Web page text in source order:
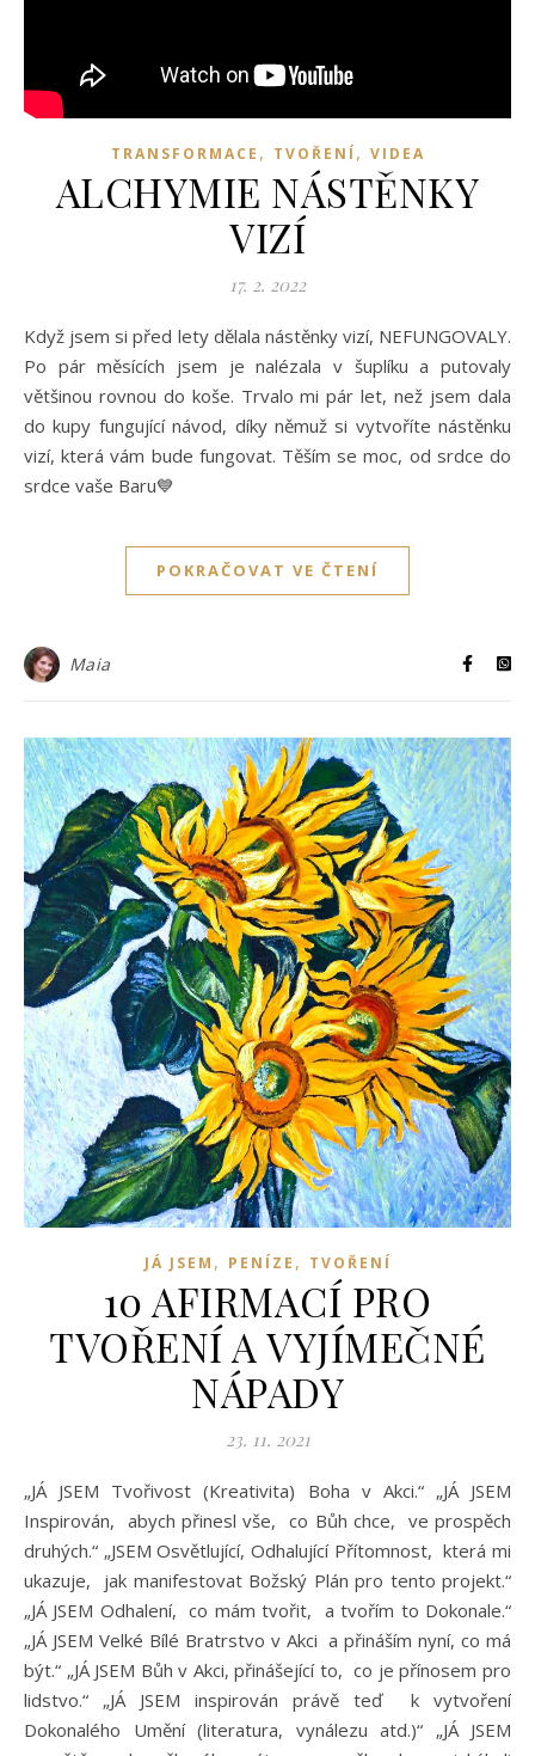
TRANSFORMACE , TVOŘENÍ , VIDEA
ALCHYMIE NÁSTĚNKY
VIZÍ
17. 2. 2022
Když jsem si před lety dělala nástěnky vizí, NEFUNGOVALY.
Po pár měsících jsem je nalézala v šuplíku a putovaly
většinou rovnou do koše. Trvalo mi pár let, než jsem dala
do kupy fungující návod, díky němuž si vytvoříte nástěnku
vizí, která vám bude fungovat. Těším se moc, od srdce do
srdce vaše Baru💙
POKRAČOVAT VE ČTENÍ
Maia
JÁ JSEM , PENÍZE , TVOŘENÍ
10 AFIRMACÍ PRO
TVOŘENÍ A VYJÍMEČNÉ
NÁPADY
23. 11. 2021
„JÁ JSEM Tvořivost (Kreativita) Boha v Akci.“ „JÁ JSEM
Inspirován, abych přinesl vše, co Bůh chce, ve prospěch
druhých.“ „JSEM Osvětlující, Odhalující Přítomnost, která mi
ukazuje, jak manifestovat Božský Plán pro tento projekt.“
„JÁ JSEM Odhalení, co mám tvořit, a tvořím to Dokonale.“
„JÁ JSEM Velké Bílé Bratrstvo v Akci a přináším nyní, co má
být.“ „JÁ JSEM Bůh v Akci, přinášející to, co je přínosem pro
lidstvo.“ „JÁ JSEM inspirován právě teď k vytvoření
Dokonalého Umění (literatura, vynálezu atd.)“ „JÁ JSEM